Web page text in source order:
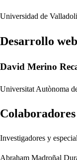
Universidad de
Desarrollo web
David Merino
Universitat Autònoma
Colaboradores
Investigadores y
Abraham Madroñal